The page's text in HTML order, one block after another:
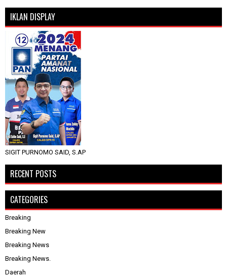
IKLAN DISPLAY
SIGIT PURNOMO SAID, S.AP
RECENT POSTS
CATEGORIES
Breaking
Breaking New
Breaking News
Breaking News.
Daerah